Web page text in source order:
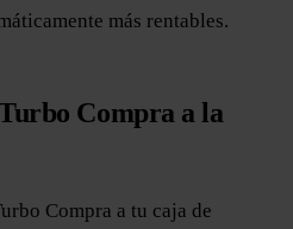
más rentables.
Compra a la
Compra a tu caja de